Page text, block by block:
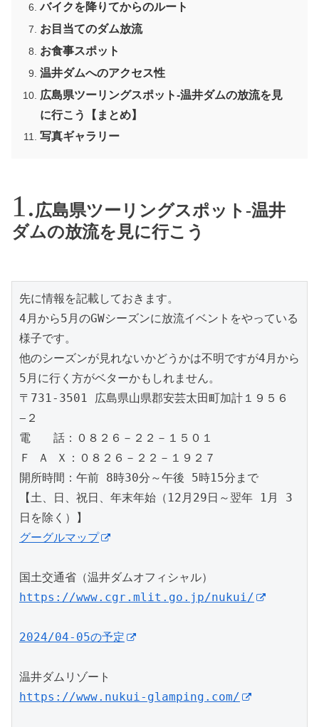
バイクを降りてからのルート
お目当てのダム放流
お食事スポット
温井ダムへのアクセス性
広島県ツーリングスポット-温井ダムの放流を見
に行こう【まとめ】
写真ギャラリー
広島県ツーリングスポット-温井
ダムの放流を見に行こう
先に情報を記載しておきます。
4月から5月のGWシーズンに放流イベントをやっている
様子です。
他のシーズンが見れないかどうかは不明ですが4月から
5月に行く方がベターかもしれません。
〒731-3501 広島県山県郡安芸太田町加計１９５６
−２
電　　話：０８２６－２２－１５０１
Ｆ Ａ Ｘ：０８２６－２２－１９２７
開所時間：午前 8時30分～午後 5時15分まで
【土、日、祝日、年末年始（12月29日～翌年 1月 3
日を除く）】
グーグルマップ
国土交通省（温井ダムオフィシャル）
https://www.cgr.mlit.go.jp/nukui/
2024/04-05の予定
温井ダムリゾート
https://www.nukui-glamping.com/